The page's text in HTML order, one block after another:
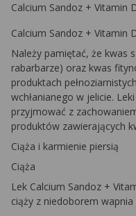
Calcium Sandoz + Vitamin
Calcium Sandoz + Vitamin
Należy pamiętać, że kwas
rabarbarze) oraz kwas
produktach
wchłanianego w jelicie.
przyjmować z
produktów zawierających
Ciąża i karmienie piersią
Ciąża
Lek Calcium Sandoz +
ciąży z niedoborem